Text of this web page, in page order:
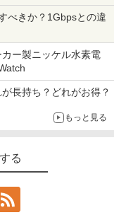
べきか？1Gbpsとの違
ー製ニッケル水素電
長持ち？どれがお得？
もっと見る
る